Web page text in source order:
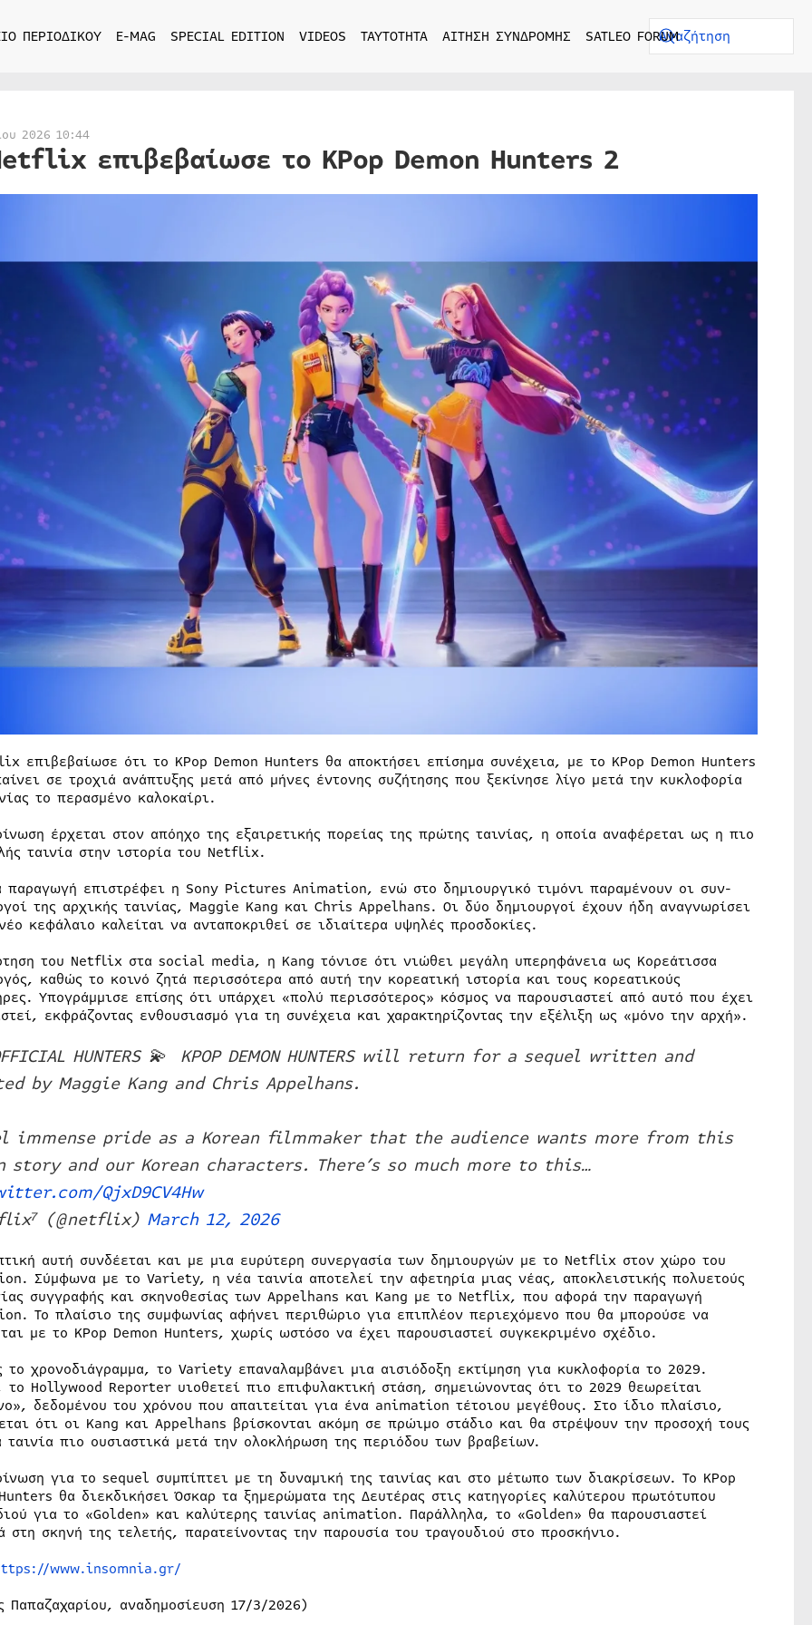
ΠΕΡΙΟΔΙΚΟΥ E-MAG SPECIAL EDITION VIDEOS ΤΑΥΤΟΤΗΤΑ ΑΙΤΗΣΗ ΣΥΝΔΡΟΜΗΣ SATLEO FORUM
2026 10:44
επιβεβαίωσε το KPop Demon Hunters 2
επιβεβαίωσε ότι το KPop Demon Hunters θα αποκτήσει επίσημα συνέχεια, με το KPop Demon Hunters
σε τροχιά ανάπτυξης μετά από μήνες έντονης συζήτησης που ξεκίνησε λίγο μετά την κυκλοφορία
το περασμένο καλοκαίρι.
έρχεται στον απόηχο της εξαιρετικής πορείας της πρώτης ταινίας, η οποία αναφέρεται ως η πιο
ταινία στην ιστορία του Netflix.
παραγωγή επιστρέφει η Sony Pictures Animation, ενώ στο δημιουργικό τιμόνι παραμένουν οι συν-
της αρχικής ταινίας, Maggie Kang και Chris Appelhans. Οι δύο δημιουργοί έχουν ήδη αναγνωρίσει
κεφάλαιο καλείται να ανταποκριθεί σε ιδιαίτερα υψηλές προσδοκίες.
του Netflix στα social media, η Kang τόνισε ότι νιώθει μεγάλη υπερηφάνεια ως Κορεάτισσα
καθώς το κοινό ζητά περισσότερα από αυτή την κορεατική ιστορία και τους κορεατικούς
Υπογράμμισε επίσης ότι υπάρχει «πολύ περισσότερος» κόσμος να παρουσιαστεί από αυτό που έχει
εκφράζοντας ενθουσιασμό για τη συνέχεια και χαρακτηρίζοντας την εξέλιξη ως «μόνο την αρχή».
HUNTERS 💫 KPOP DEMON HUNTERS will return for a sequel written and
by Maggie Kang and Chris Appelhans.
immense pride as a Korean filmmaker that the audience wants more from this
story and our Korean characters. There’s so much more to this…
QjxD9CV4Hw
(@netflix) March 12, 2026
αυτή συνδέεται και με μια ευρύτερη συνεργασία των δημιουργών με το Netflix στον χώρο του
Σύμφωνα με το Variety, η νέα ταινία αποτελεί την αφετηρία μιας νέας, αποκλειστικής πολυετούς
συγγραφής και σκηνοθεσίας των Appelhans και Kang με το Netflix, που αφορά την παραγωγή
Το πλαίσιο της συμφωνίας αφήνει περιθώριο για επιπλέον περιεχόμενο που θα μπορούσε να
με το KPop Demon Hunters, χωρίς ωστόσο να έχει παρουσιαστεί συγκεκριμένο σχέδιο.
το χρονοδιάγραμμα, το Variety επαναλαμβάνει μια αισιόδοξη εκτίμηση για κυκλοφορία το 2029.
το Hollywood Reporter υιοθετεί πιο επιφυλακτική στάση, σημειώνοντας ότι το 2029 θεωρείται
δεδομένου του χρόνου που απαιτείται για ένα animation τέτοιου μεγέθους. Στο ίδιο πλαίσιο,
ότι οι Kang και Appelhans βρίσκονται ακόμη σε πρώιμο στάδιο και θα στρέψουν την προσοχή τους
ταινία πιο ουσιαστικά μετά την ολοκλήρωση της περιόδου των βραβείων.
για το sequel συμπίπτει με τη δυναμική της ταινίας και στο μέτωπο των διακρίσεων. Το KPop
θα διεκδικήσει Όσκαρ τα ξημερώματα της Δευτέρας στις κατηγορίες καλύτερου πρωτότυπου
για το «Golden» και καλύτερης ταινίας animation. Παράλληλα, το «Golden» θα παρουσιαστεί
στη σκηνή της τελετής, παρατείνοντας την παρουσία του τραγουδιού στο προσκήνιο.
www.insomnia.gr/
Παπαζαχαρίου, αναδημοσίευση 17/3/2026)